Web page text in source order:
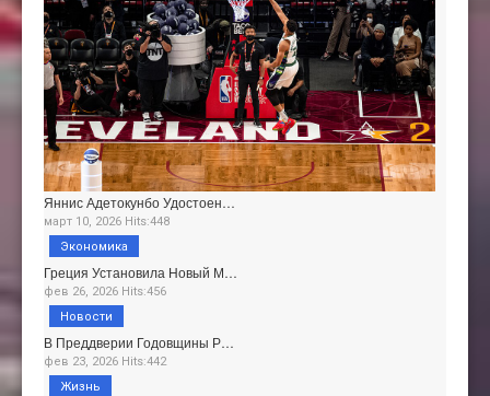
Яннис Адетокунбо Удостоен…
март 10, 2026 Hits:448
Греция Установила Новый М…
фев 26, 2026 Hits:456
Экономика
В Преддверии Годовщины Р…
фев 23, 2026 Hits:442
Новости
Жизнь